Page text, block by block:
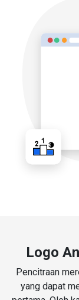
Logo
Pencitraan
yang dapat